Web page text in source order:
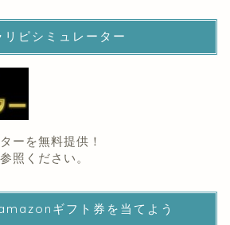
リピシミュレーター
ーを無料提供！
照ください。
ギフト券を当てよう